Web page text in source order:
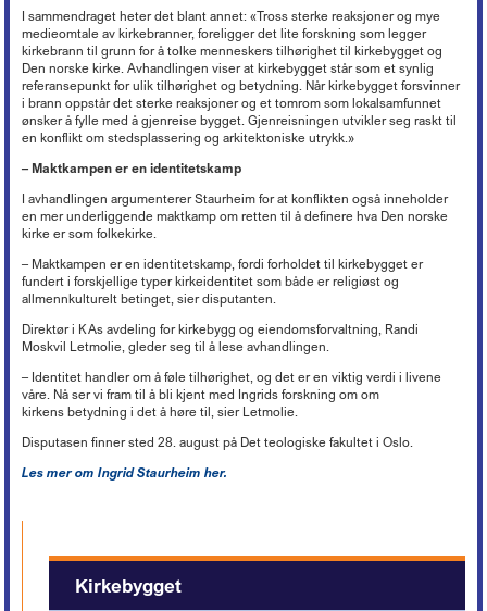
Riksantikvarens tilskudd til konservering av kirkekunst
I sammendraget heter det blant annet: «Tross sterke reaksjoner og mye
medieomtale av kirkebranner, foreligger det lite forskning som legger
kirkebrann til grunn for å tolke menneskers tilhørighet til kirkebygget og
Den norske kirke. Avhandlingen viser at kirkebygget står som et synlig
referansepunkt for ulik tilhørighet og betydning. Når kirkebygget forsvinner
i brann oppstår det sterke reaksjoner og et tomrom som lokalsamfunnet
ønsker å fylle med å gjenreise bygget. Gjenreisningen utvikler seg raskt til
en konflikt om stedsplassering og arkitektoniske utrykk.»
– Maktkampen er en identitetskamp
I avhandlingen argumenterer Staurheim for at konflikten også inneholder
en mer underliggende maktkamp om retten til å definere hva Den norske
kirke er som folkekirke.
– Maktkampen er en identitetskamp, fordi forholdet til kirkebygget er
fundert i forskjellige typer kirkeidentitet som både er religiøst og
allmennkulturelt betinget, sier disputanten.
Direktør i KAs avdeling for kirkebygg og eiendomsforvaltning, Randi
Moskvil Letmolie, gleder seg til å lese avhandlingen.
– Identitet handler om å føle tilhørighet, og det er en viktig verdi i livene
våre. Nå ser vi fram til å bli kjent med Ingrids forskning om om
kirkens betydning i det å høre til, sier Letmolie.
Disputasen finner sted 28. august på Det teologiske fakultet i Oslo.
Les mer om Ingrid Staurheim her.
Kirkebygget